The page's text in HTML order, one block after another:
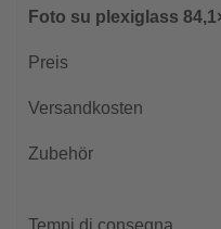
Foto su plexiglass